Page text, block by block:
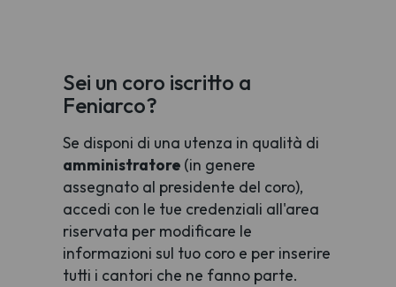
Sei un coro iscritto a
Feniarco?
Se disponi di una utenza in qualità di
amministratore (in genere
assegnato al presidente del coro),
accedi con le tue credenziali all'area
riservata per modificare le
informazioni sul tuo coro e per inserire
tutti i cantori che ne fanno parte.